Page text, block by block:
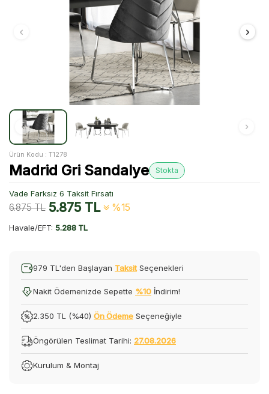
Ürün Kodu : T1278
Madrid Gri Sandalye Stokta
Vade Farksız 6 Taksit Fırsatı
6.875TL 5.875TL %15
Havale/EFT: 5.288 TL
979 TL'den Başlayan Taksit Seçenekleri
Nakit Ödemenizde Sepette %10 İndirim!
2.350 TL (%40) Ön Ödeme Seçeneğiyle
Öngörülen Teslimat Tarihi: 27.08.2026
Kurulum & Montaj